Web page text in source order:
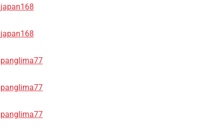
japan168
japan168
panglima77
panglima77
panglima77